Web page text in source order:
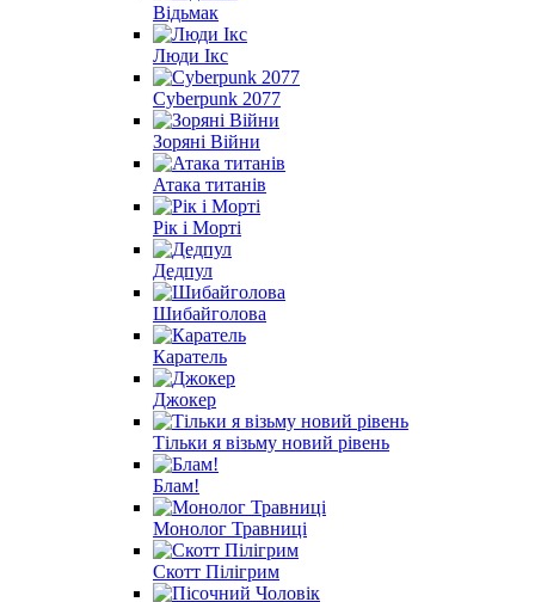
Відьмак
Люди Ікс
Cyberpunk 2077
Зоряні Війни
Атака титанів
Рік і Морті
Дедпул
Шибайголова
Каратель
Джокер
Тільки я візьму новий рівень
Блам!
Монолог Травниці
Скотт Пілігрим